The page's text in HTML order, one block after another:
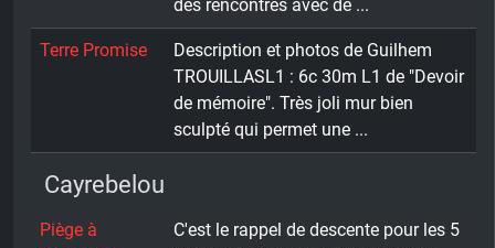
des rencontres avec de ...
Terre Promise
Description et photos de Guilhem
TROUILLASL1 : 6c 30m L1 de "Devoir
de mémoire". Très joli mur bien
sculpté qui permet une ...
Cayrebelou
Piège à
C'est le rappel de descente pour les 5